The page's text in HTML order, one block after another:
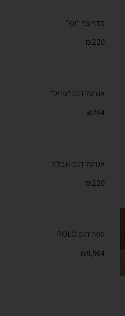
מדף צף “עץ”
₪220
אגרטל דגם “פריק”
₪264
אגרטל דגם שבלול
₪220
ספה דגם POLO
₪9,964